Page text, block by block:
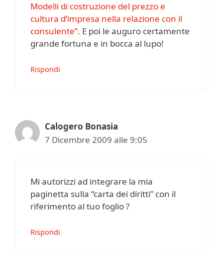
Modelli di costruzione del prezzo e
cultura d’impresa nella relazione con il
consulente”. E poi le auguro certamente
grande fortuna e in bocca al lupo!
Rispondi
Calogero Bonasia
7 Dicembre 2009 alle 9:05
Mi autorizzi ad integrare la mia
paginetta sulla “carta dei diritti” con il
riferimento al tuo foglio ?
Rispondi